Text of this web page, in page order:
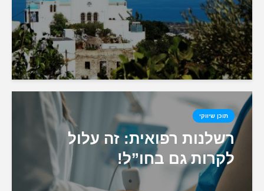
תוכן שיווקי
רשלנות רפואית: זה עלול
לקרות גם בחו”ל!